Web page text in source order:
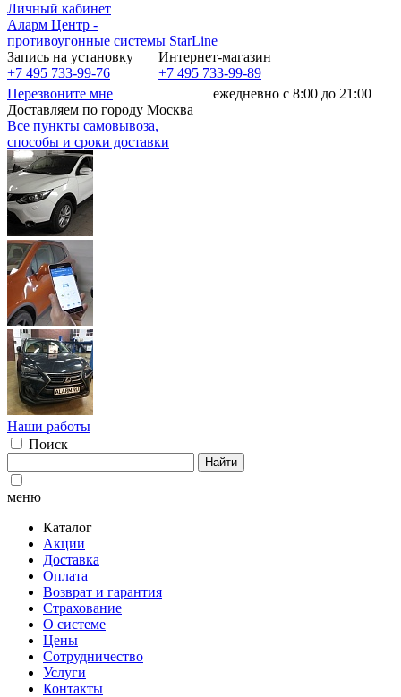
Личный кабинет
Аларм Центр -
противоугонные системы StarLine
Запись на установку
+7 495 733-99-76
Интернет-магазин
+7 495 733-99-89
Перезвоните мне
ежедневно с 8:00 до 21:00
Доставляем по городу Москва
Все пункты самовывоза,
способы и сроки доставки
Наши работы
Поиск
Найти
меню
Каталог
Акции
Доставка
Оплата
Возврат и гарантия
Страхование
О системе
Цены
Сотрудничество
Услуги
Контакты